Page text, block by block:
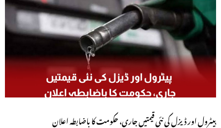
پیٹرول اور ڈیزل کی نئی قیمتیں جاری، حکومت کا باضابطہ اعلان